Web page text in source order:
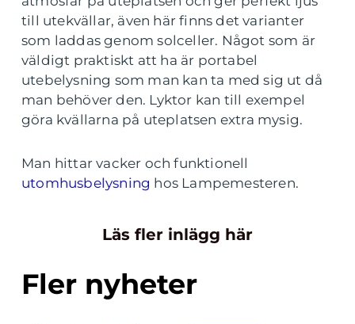
till utekvällar, även här finns det varianter
som laddas genom solceller. Något som är
väldigt praktiskt att ha är portabel
utebelysning som man kan ta med sig ut då
man behöver den. Lyktor kan till exempel
göra kvällarna på uteplatsen extra mysig.
Man hittar vacker och funktionell
utomhusbelysning hos Lampemesteren.
Läs fler inlägg här
Fler nyheter